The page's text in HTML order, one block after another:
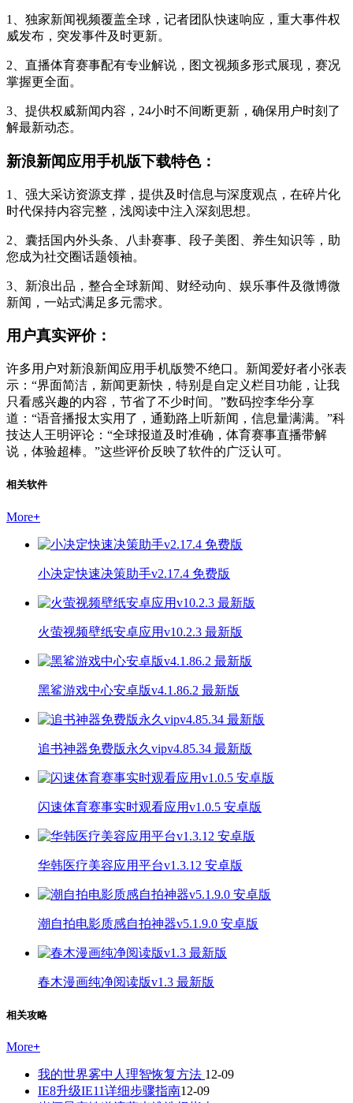
1、独家新闻视频覆盖全球，记者团队快速响应，重大事件权
威发布，突发事件及时更新。
2、直播体育赛事配有专业解说，图文视频多形式展现，赛况
掌握更全面。
3、提供权威新闻内容，24小时不间断更新，确保用户时刻了
解最新动态。
新浪新闻应用手机版下载特色：
1、强大采访资源支撑，提供及时信息与深度观点，在碎片化
时代保持内容完整，浅阅读中注入深刻思想。
2、囊括国内外头条、八卦赛事、段子美图、养生知识等，助
您成为社交圈话题领袖。
3、新浪出品，整合全球新闻、财经动向、娱乐事件及微博微
新闻，一站式满足多元需求。
用户真实评价：
许多用户对新浪新闻应用手机版赞不绝口。新闻爱好者小张表
示：“界面简洁，新闻更新快，特别是自定义栏目功能，让我
只看感兴趣的内容，节省了不少时间。”数码控李华分享
道：“语音播报太实用了，通勤路上听新闻，信息量满满。”科
技达人王明评论：“全球报道及时准确，体育赛事直播带解
说，体验超棒。”这些评价反映了软件的广泛认可。
相关软件
More+
小决定快速决策助手v2.17.4 免费版
火萤视频壁纸安卓应用v10.2.3 最新版
黑鲨游戏中心安卓版v4.1.86.2 最新版
追书神器免费版永久vipv4.85.34 最新版
闪速体育赛事实时观看应用v1.0.5 安卓版
华韩医疗美容应用平台v1.3.12 安卓版
潮自拍电影质感自拍神器v5.1.9.0 安卓版
春木漫画纯净阅读版v1.3 最新版
相关攻略
More+
我的世界雾中人理智恢复方法 12-09
IE8升级IE11详细步骤指南12-09